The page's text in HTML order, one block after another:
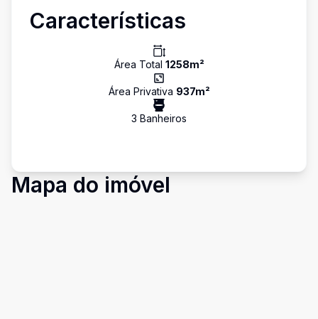
Características
Área Total 1258m²
Área Privativa 937m²
3 Banheiros
Mapa do imóvel